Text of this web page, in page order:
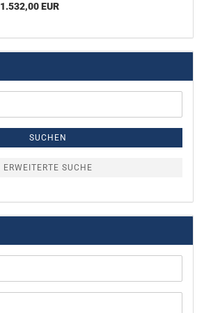
1.532,00 EUR
SUCHEN
ERWEITERTE SUCHE